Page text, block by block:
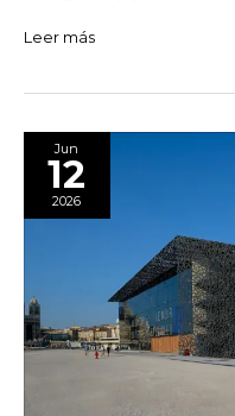
Leer más
Jun
12
2026
Referente:
MuCEM,
diseño
la
arquitectura
al